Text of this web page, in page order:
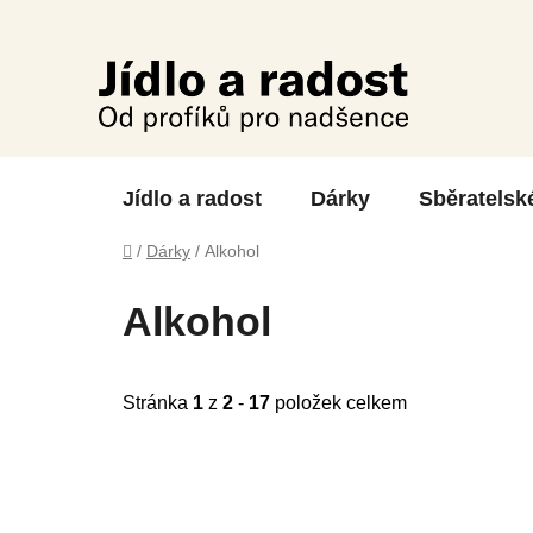
Jídlo a radost Dárky
Domů
/ Dárky / Alkohol
Alkohol
Stránka 1 z 2 - 17 položek celkem